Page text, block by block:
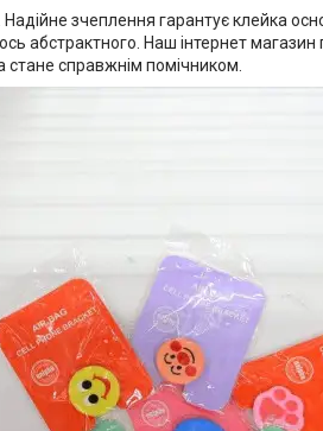
. Надійне зчеплення гарантує клейка
абстрактного. Наш інтернет
стане справжнім помічником.